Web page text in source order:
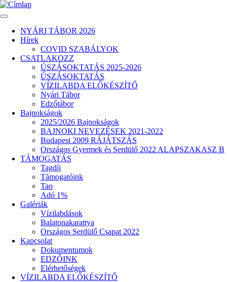
Ugrás
a
Fő
navigáció
NYÁRI TÁBOR 2026
Hírek
COVID SZABÁLYOK
CSATLAKOZZ
ÚSZÁSOKTATÁS 2025-2026
ÚSZÁSOKTATÁS
VÍZILABDA ELŐKÉSZÍTŐ
Nyári Tábor
Edzőtábor
Bajnokságok
2025/2026 Bajnokságok
BAJNOKI NEVEZÉSEK 2021-2022
Budapest 2009 RÁJÁTSZÁS
Országos Gyermek és Serdülő 2022 ALAPSZAKASZ B
TÁMOGATÁS
Tagdíj
Támogatóink
Tao
Adó 1%
Galériák
Vízilabdások
Balatonakarattya
Országos Serdülő Csapat 2022
Kapcsolat
Dokumentumok
EDZŐINK
Elérhetőségek
VÍZILABDA ELŐKÉSZÍTŐ